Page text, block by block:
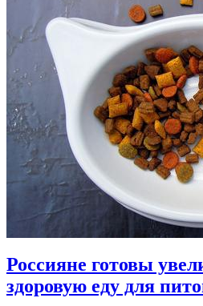
Россияне готовы
здоровую еду для